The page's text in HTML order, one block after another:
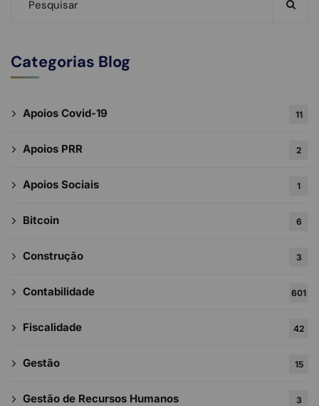
Categorias Blog
Apoios Covid-19 11
Apoios PRR 2
Apoios Sociais 1
Bitcoin 6
Construção 3
Contabilidade 601
Fiscalidade 42
Gestão 15
Gestão de Recursos Humanos 3